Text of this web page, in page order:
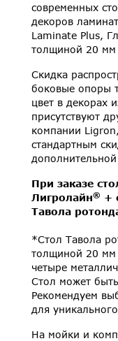
современных
декоров
Laminate Plus,
толщиной 20 мм
Скидка
боковые опоры
цвет в декорах
присутствуют
компании
стандартным
При заказе
Лигролайн® +
Тавола
*Стол Тавола
толщиной 20 мм
четыре
Стол может
Рекомендуем
для
На мойки и